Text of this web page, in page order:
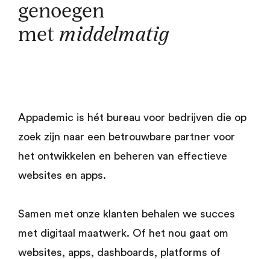
genoegen
met middelmatig
Appademic is hét bureau voor bedrijven die op
zoek zijn naar een betrouwbare partner voor
het ontwikkelen en beheren van effectieve
websites en apps.
Samen met onze klanten behalen we succes
met digitaal maatwerk. Of het nou gaat om
websites, apps, dashboards, platforms of